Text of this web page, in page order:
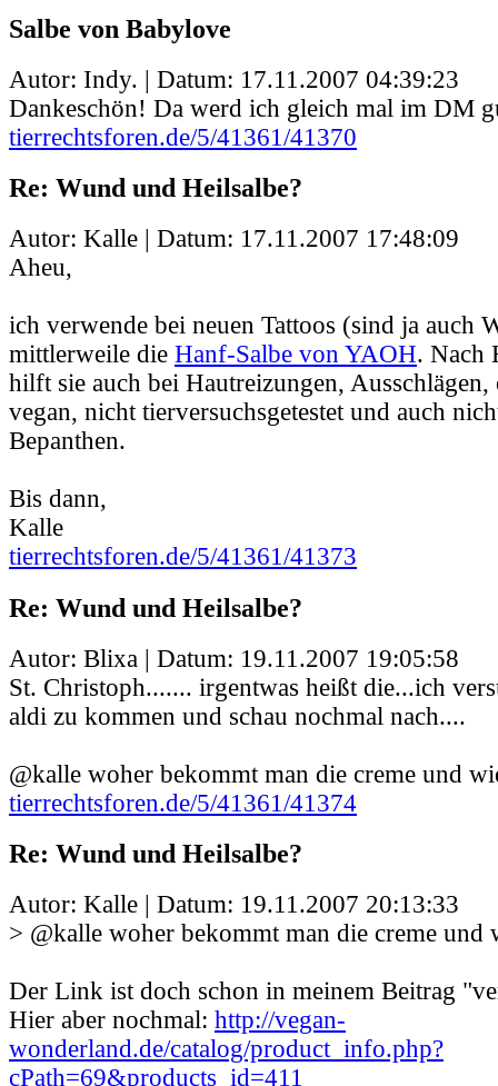
Salbe von Babylove
Autor: Indy. | Datum: 17.11.2007 04:39:23
Dankeschön! Da werd ich gleich mal im DM
tierrechtsforen.de/5/41361/41370
Re: Wund und Heilsalbe?
Autor: Kalle | Datum: 17.11.2007 17:48:09
Aheu,
ich verwende bei neuen Tattoos (sind ja auch
mittlerweile die Hanf-Salbe von YAOH. Nach
hilft sie auch bei Hautreizungen, Ausschlägen,
vegan, nicht tierversuchsgetestet und auch
Bepanthen.
Bis dann,
Kalle
tierrechtsforen.de/5/41361/41373
Re: Wund und Heilsalbe?
Autor: Blixa | Datum: 19.11.2007 19:05:58
St. Christoph....... irgentwas heißt die...ich
aldi zu kommen und schau nochmal nach....
@kalle woher bekommt man die creme und
tierrechtsforen.de/5/41361/41374
Re: Wund und Heilsalbe?
Autor: Kalle | Datum: 19.11.2007 20:13:33
> @kalle woher bekommt man die creme und
Der Link ist doch schon in meinem Beitrag
Hier aber nochmal: http://vegan-
wonderland.de/catalog/product_info.php?
cPath=69&products_id=411